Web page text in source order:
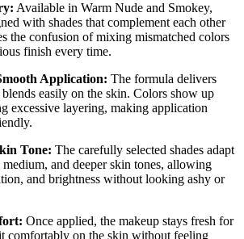
Available in Warm Nude and Smokey,
with shades that complement each other
the confusion of mixing mismatched colors
finish every time.
Application: The formula delivers
easily on the skin. Colors show up
excessive layering, making application
Tone: The carefully selected shades adapt
and deeper skin tones, allowing
and brightness without looking ashy or
Once applied, the makeup stays fresh for
comfortably on the skin without feeling